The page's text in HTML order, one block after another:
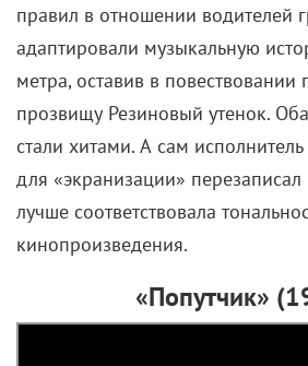
правил в отношении водителей
адаптировали музыкальную
метра, оставив в повествовании
прозвищу Резиновый утенок.
стали хитами. А сам
для «экранизации»
лучше соответствовала
кинопроизведения.
«Попутчик»